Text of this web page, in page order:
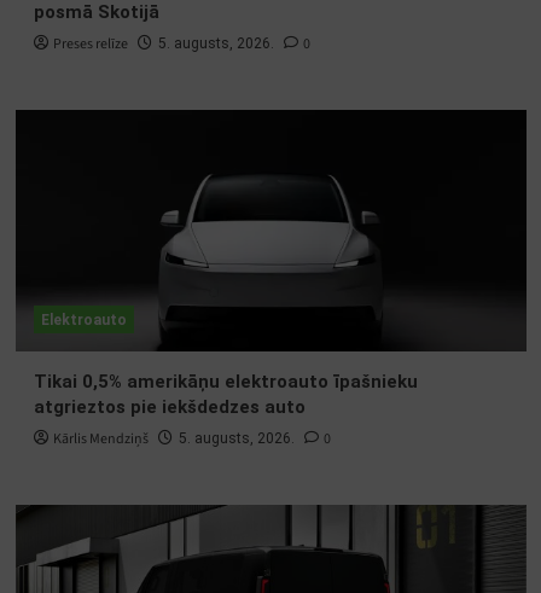
posmā Skotijā
Preses relīze 5. augusts, 2026. 0
Elektroauto
Tikai 0,5% amerikāņu elektroauto īpašnieku
atgrieztos pie iekšdedzes auto
Kārlis Mendziņš 5. augusts, 2026. 0